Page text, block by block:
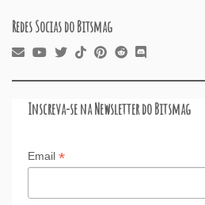
Redes Socias do Bitsmag
Inscreva-se na Newsletter do Bitsmag
Email *